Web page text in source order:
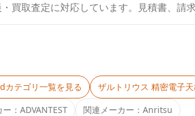
買取査定に対応しています。見積書、請
カテゴリ一覧を見る ザルトリウス 精密電子
： ADVANTEST 関連メーカー： Anritsu